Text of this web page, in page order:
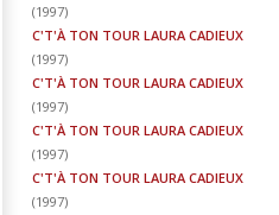
(1997)
C'T'À TON TOUR LAURA CADIEUX
(1997)
C'T'À TON TOUR LAURA CADIEUX
(1997)
C'T'À TON TOUR LAURA CADIEUX
(1997)
C'T'À TON TOUR LAURA CADIEUX
(1997)